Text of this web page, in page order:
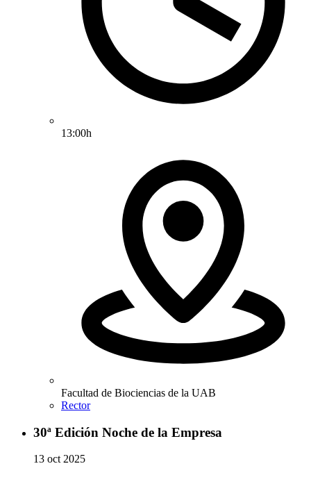
13:00h
Facultad de Biociencias de la UAB
Rector
30ª Edición Noche de la Empresa
13 oct 2025